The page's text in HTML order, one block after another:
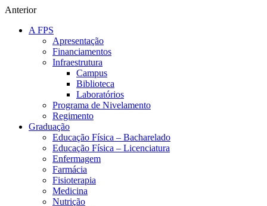
Anterior
A FPS
Apresentação
Financiamentos
Infraestrutura
Campus
Biblioteca
Laboratórios
Programa de Nivelamento
Regimento
Graduação
Educação Física – Bacharelado
Educação Física – Licenciatura
Enfermagem
Farmácia
Fisioterapia
Medicina
Nutrição